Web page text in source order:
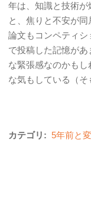
年は、知識と技術
と、焦りと不安が
論文もコンペティ
で投稿した記憶が
な緊張感なのかも
な気もしている（そ
カテゴリ: 5年前と